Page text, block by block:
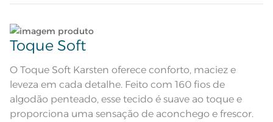
Atributos
Descrição Visual
estampa geométrica em tons de
cinza escuro. Verso cinza com
listras.
Composição
100% Algodão; Manta de
enchimento 100% Poliéster
Lave tipos de tecidos distintos separadamente;
Não lave cores claras e cores escuras no mesmo
ciclo;
Lave as peças no ciclo leve, suave ou delicado de
sua lavadora;
Toque Soft
O Toque Soft Karsten oferece conforto, maciez e
leveza em cada detalhe. Feito com 160 fios de
algodão penteado, esse tecido é suave ao toque e
proporciona uma sensação de aconchego e frescor.